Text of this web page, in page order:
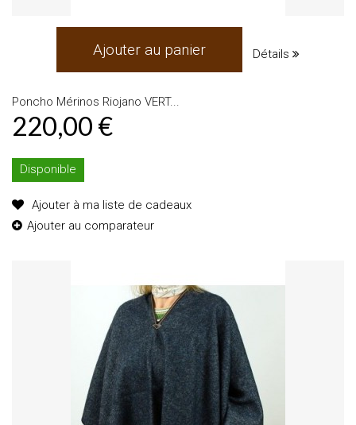
Ajouter au panier Détails
Poncho Mérinos Riojano VERT...
220,00 €
Disponible
Ajouter à ma liste de cadeaux
Ajouter au comparateur